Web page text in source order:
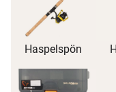
Haspelspön